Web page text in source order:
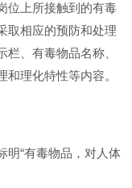
位上所接触到的有毒
取相应的预防和处理
、有毒物品名称、
理化特性等内容。
明“有毒物品，对人体